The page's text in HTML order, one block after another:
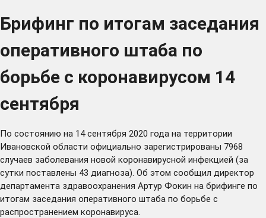
Брифинг по итогам заседания
оперативного штаба по
борьбе с коронавирусом 14
сентября
По состоянию на 14 сентября 2020 года на территории
Ивановской области официально зарегистрированы 7968
случаев заболевания новой коронавирусной инфекцией (за
сутки поставлены 43 диагноза). Об этом сообщил директор
департамента здравоохранения Артур Фокин на брифинге по
итогам заседания оперативного штаба по борьбе с
распространением коронавируса.